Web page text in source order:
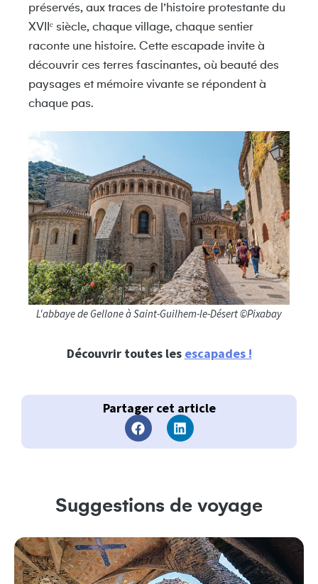
préservés, aux traces de l’histoire protestante du
XVIIᵉ siècle, chaque village, chaque sentier
raconte une histoire. Cette escapade invite à
découvrir ces terres fascinantes, où beauté des
paysages et mémoire vivante se répondent à
chaque pas.
L'abbaye de Gellone à Saint-Guilhem-le-Désert ©Pixabay
Découvrir toutes les escapades !
Partager cet article
Suggestions de voyage